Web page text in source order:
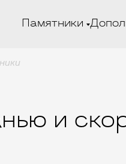
Памятники
и